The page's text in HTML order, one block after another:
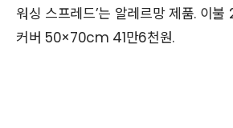
워싱 스프레드’는 알레르망 제품. 이
커버 50×70cm 41만6천원.